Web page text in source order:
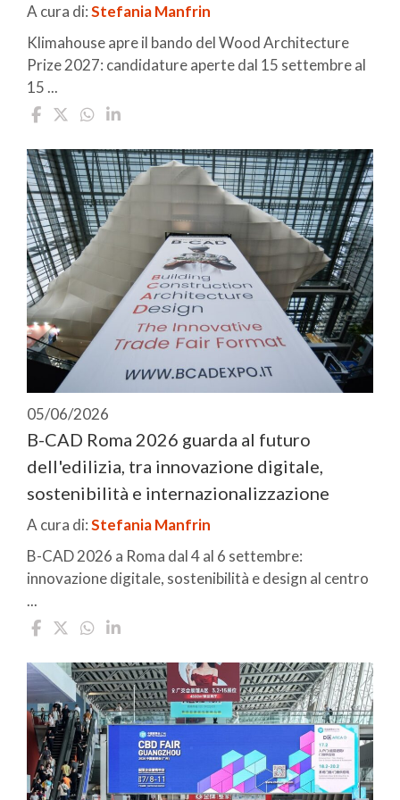
A cura di:Stefania Manfrin
Klimahouse apre il bando del Wood Architecture
Prize 2027: candidature aperte dal 15 settembre al
15 ...
05/06/2026
B-CAD Roma 2026 guarda al futuro
dell'edilizia, tra innovazione digitale,
sostenibilità e internazionalizzazione
A cura di:Stefania Manfrin
B-CAD 2026 a Roma dal 4 al 6 settembre:
innovazione digitale, sostenibilità e design al centro
...